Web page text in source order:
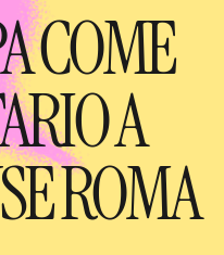
COME
A
ROMA